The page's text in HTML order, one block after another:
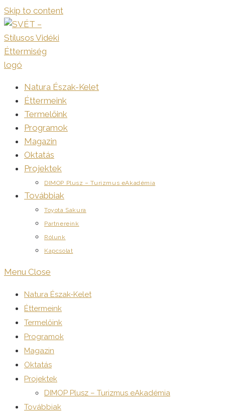
Skip to content
Natura Észak-Kelet
Éttermeink
Termelőink
Programok
Magazin
Oktatás
Projektek
DIMOP Plusz – Turizmus eAkadémia
Továbbiak
Toyota Sakura
Partnereink
Rólunk
Kapcsolat
Menu Close
Natura Észak-Kelet
Éttermeink
Termelőink
Programok
Magazin
Oktatás
Projektek
DIMOP Plusz – Turizmus eAkadémia
Továbbiak